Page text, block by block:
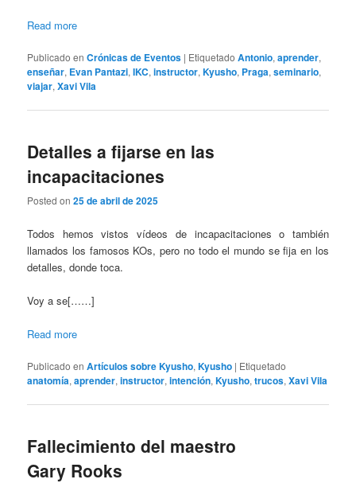
Read more
Publicado en Crónicas de Eventos | Etiquetado Antonio,aprender,
enseñar, Evan Pantazi,IKC,instructor,Kyusho, Praga,seminario,
viajar,Xavi Vila
Detalles a fijarse en las
incapacitaciones
Posted on25 de abril de 2025
Todos hemos vistos vídeos de incapacitaciones o también
llamados los famosos KOs, pero no todo el mundo se fija en los
detalles, donde toca.
Voy a se[……]
Read more
Publicado en Artículos sobre Kyusho,Kyusho | Etiquetado
anatomía,aprender,instructor,intención,Kyusho,trucos,Xavi Vila
Fallecimiento del maestro
Gary Rooks